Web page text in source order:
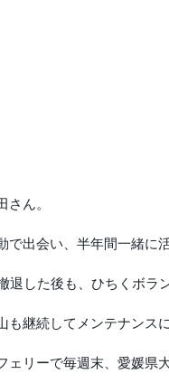
ん。
で出会い、半年間一緒に
退した後も、ひちくボラ
も継続してメンテナンス
ェリーで毎週末、愛媛県